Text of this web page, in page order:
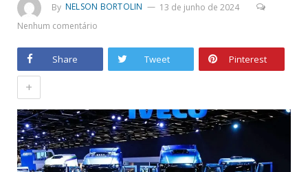
By NELSON BORTOLIN
13 de junho de 2024
Nenhum comentário
Share Tweet Pinterest
+